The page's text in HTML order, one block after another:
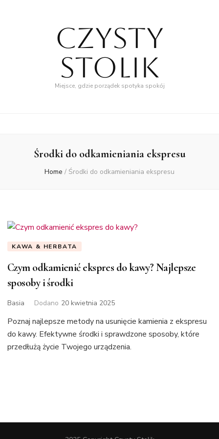
Czysty
Stolik
Miejsce, gdzie porządek spotyka spokój
Środki do odkamieniania ekspresu
Home / Środki do odkamieniania ekspresu
KAWA & HERBATA
Czym odkamienić ekspres do kawy? Najlepsze
sposoby i środki
Basia Dodano 20 kwietnia 2025
Poznaj najlepsze metody na usunięcie kamienia z ekspresu
do kawy. Efektywne środki i sprawdzone sposoby, które
przedłużą życie Twojego urządzenia.